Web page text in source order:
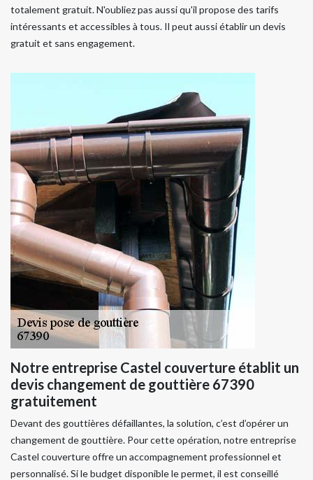
totalement gratuit. N'oubliez pas aussi qu'il propose des tarifs
intéressants et accessibles à tous. Il peut aussi établir un devis
gratuit et sans engagement.
Notre entreprise Castel couverture établit un
devis changement de gouttière 67390
gratuitement
Devant des gouttières défaillantes, la solution, c’est d’opérer un
changement de gouttière. Pour cette opération, notre entreprise
Castel couverture offre un accompagnement professionnel et
personnalisé. Si le budget disponible le permet, il est conseillé